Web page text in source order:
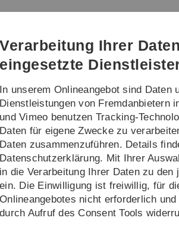
Direkt
Direkt
Direkt
Drucken,
Social
Direkt
Direkt
Kontakt & Archiv
Dienstag im Monat im
zu reparieren oder deinen eignen
Bei der Umsetzung oder Problemen
Verarbeitung Ihrer
eingesetzte
In unserem Onlineangebot sind Daten
Dienstleistungen von Fremdanbietern
und Vimeo benutzen Tracking-
Daten für eigene Zwecke zu
Daten zusammenzuführen. Details
Datenschutzerklärung. Mit Ihrer
in die Verarbeitung Ihrer Daten zu den
ein. Die Einwilligung ist freiwillig, für
Onlineangebotes nicht erforderlich
durch Aufruf des Consent Tools